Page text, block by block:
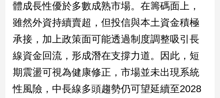
體成長性優於多數成熟市場。在籌碼面上，
雖然外資持續賣超，但投信與本土資金積極
承接，加上政策面可能透過制度調整吸引長
線資金回流，形成潛在支撐力道。因此，短
期震盪可視為健康修正，市場並未出現系統
性風險，中長線多頭趨勢仍可望延續至2028